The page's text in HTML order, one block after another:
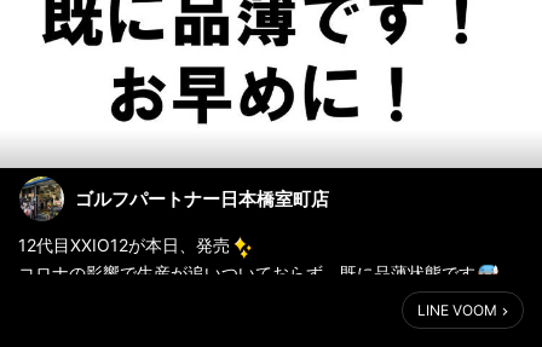
ゴルフパートナー日本橋室町店
12代目XXIO12が本日、発売
コロナの影響で生産が追いついておらず、既に品薄状態です
欠品スペックも、今なら予約で早めに手に入る可能性もあります
LINE VOOM